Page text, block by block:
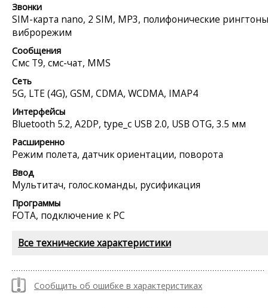
Звонки
SIM-карта nano, 2 SIM, MP3, полифонические
виброрежим
Сообщения
Смс Т9, смс-чат, MMS
Сеть
5G, LTE (4G), GSM, CDMA, WCDMA, IMAP4
Интерфейсы
Bluetooth 5.2, A2DP, type_c USB 2.0, USB OTG, 3.5 мм
Расширенно
Режим полета, датчик ориентации, поворота
Ввод
Мультитач, голос.команды, русификация
Программы
FOTA, подключение к PC
Все технические характеристики
Сообщить об ошибке в характеристиках